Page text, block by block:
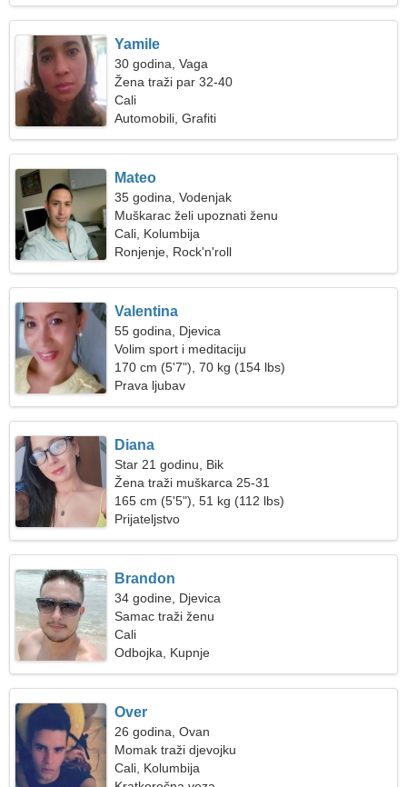
Yamile
30 godina, Vaga
Žena traži par 32-40
Cali
Automobili, Grafiti
Mateo
35 godina, Vodenjak
Muškarac želi upoznati ženu
Cali, Kolumbija
Ronjenje, Rock'n'roll
Valentina
55 godina, Djevica
Volim sport i meditaciju
170 cm (5'7"), 70 kg (154 lbs)
Prava ljubav
Diana
Star 21 godinu, Bik
Žena traži muškarca 25-31
165 cm (5'5"), 51 kg (112 lbs)
Prijateljstvo
Brandon
34 godine, Djevica
Samac traži ženu
Cali
Odbojka, Kupnje
Over
26 godina, Ovan
Momak traži djevojku
Cali, Kolumbija